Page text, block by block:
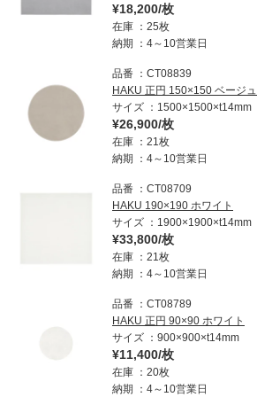
¥18,200/枚
在庫
25枚
納期
4～10営業日
品番
CT08839
HAKU 正円 150×150 ベージュ
サイズ
1500×1500×t14mm
¥26,900/枚
在庫
21枚
納期
4～10営業日
品番
CT08709
HAKU 190×190 ホワイト
サイズ
1900×1900×t14mm
¥33,800/枚
在庫
21枚
納期
4～10営業日
品番
CT08789
HAKU 正円 90×90 ホワイト
サイズ
900×900×t14mm
¥11,400/枚
在庫
20枚
納期
4～10営業日